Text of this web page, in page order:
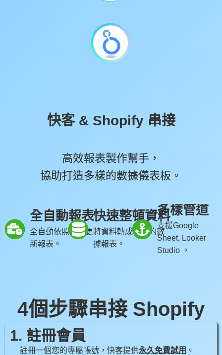
快客 & Shopify 串接
高效報表製作幫手，
協助打造多樣的數據儀表板。
全自動報表
全自動依照時間更
新報表。
快速整頓資料
將資料轉成易讀的數
據報表。
多樣管道
支援Google
Sheet, Looker
Studio 。
4個步驟串接 Shopify
1. 註冊會員
註冊一個您的專屬帳號，快客提供永久免費試用 。